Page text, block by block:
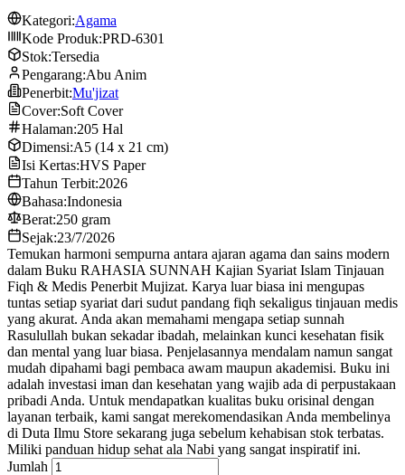
Kategori:Agama
Kode Produk:PRD-6301
Stok:Tersedia
Pengarang:Abu Anim
Penerbit:Mu'jizat
Cover:Soft Cover
Halaman:205 Hal
Dimensi:A5 (14 x 21 cm)
Isi Kertas:HVS Paper
Tahun Terbit:2026
Bahasa:Indonesia
Berat:250 gram
Sejak:23/7/2026
Temukan harmoni sempurna antara ajaran agama dan sains modern
dalam Buku RAHASIA SUNNAH Kajian Syariat Islam Tinjauan
Fiqh & Medis Penerbit Mujizat. Karya luar biasa ini mengupas
tuntas setiap syariat dari sudut pandang fiqh sekaligus tinjauan medis
yang akurat. Anda akan memahami mengapa setiap sunnah
Rasulullah bukan sekadar ibadah, melainkan kunci kesehatan fisik
dan mental yang luar biasa. Penjelasannya mendalam namun sangat
mudah dipahami bagi pembaca awam maupun akademisi. Buku ini
adalah investasi iman dan kesehatan yang wajib ada di perpustakaan
pribadi Anda. Untuk mendapatkan kualitas buku orisinal dengan
layanan terbaik, kami sangat merekomendasikan Anda membelinya
di Duta Ilmu Store sekarang juga sebelum kehabisan stok terbatas.
Miliki panduan hidup sehat ala Nabi yang sangat inspiratif ini.
Jumlah